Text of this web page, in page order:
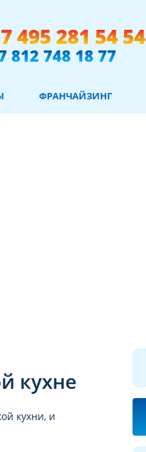
495 281 54 54
812 748 18 77
ФРАНЧАЙЗИНГ
кухне
кухни, и